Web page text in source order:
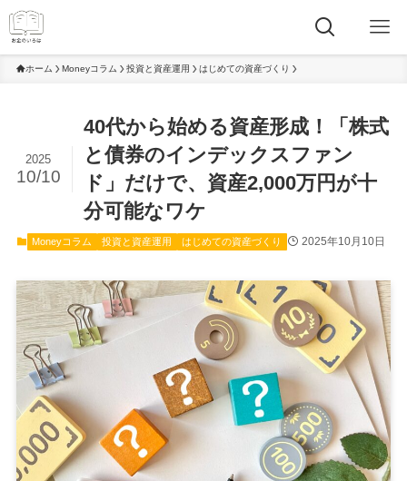
ホーム Moneyコラム 投資と資産運用 はじめての資産づくり
40代から始める資産形成！「株式
と債券のインデックスファン
ド」だけで、資産2,000万円が十
分可能なワケ
2025
10/10
Moneyコラム 投資と資産運用 はじめての資産づくり 2025年10月10日